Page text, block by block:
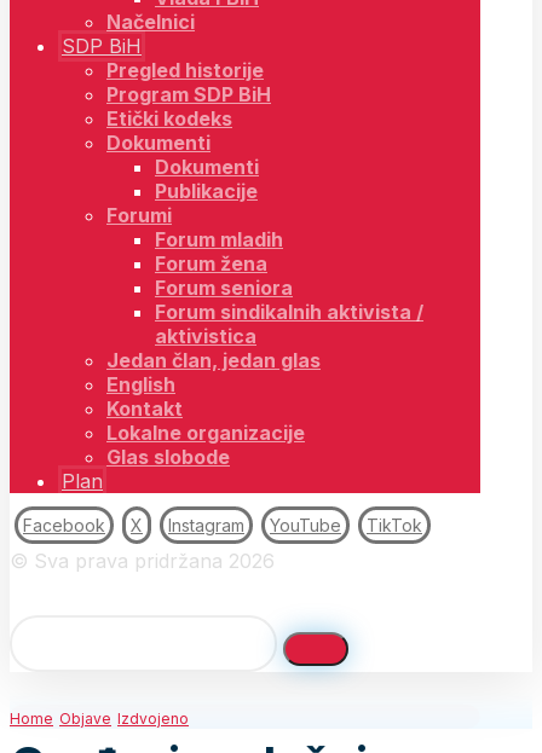
Načelnici
SDP BiH
Pregled historije
Program SDP BiH
Etički kodeks
Dokumenti
Dokumenti
Publikacije
Forumi
Forum mladih
Forum žena
Forum seniora
Forum sindikalnih aktivista /
aktivistica
Jedan član, jedan glas
English
Kontakt
Lokalne organizacije
Glas slobode
Plan
Facebook X Instagram YouTube TikTok
© Sva prava pridržana 2026
Home Objave Izdvojeno